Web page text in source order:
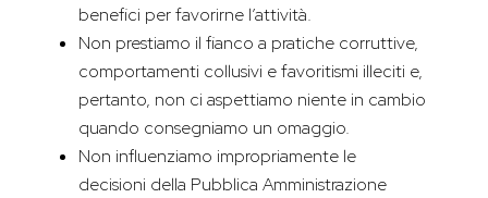
benefici per favorirne l’attività.
Non prestiamo il fianco a pratiche corruttive,
comportamenti collusivi e favoritismi illeciti e,
pertanto, non ci aspettiamo niente in cambio
quando consegniamo un omaggio.
Non influenziamo impropriamente le
decisioni della Pubblica Amministrazione